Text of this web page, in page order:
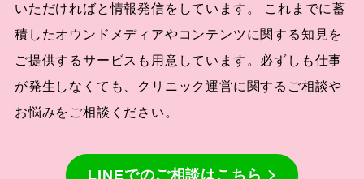
いただければと情報発信をしています。 これまでに蓄
積したオウンドメディアやコンテンツに関する知見を
ご提供するサービスも用意しています。必ずしも仕事
が発生しなくても、クリニック運営に関するご相談や
お悩みをご相談ください。
LINEでのご相談はこちら